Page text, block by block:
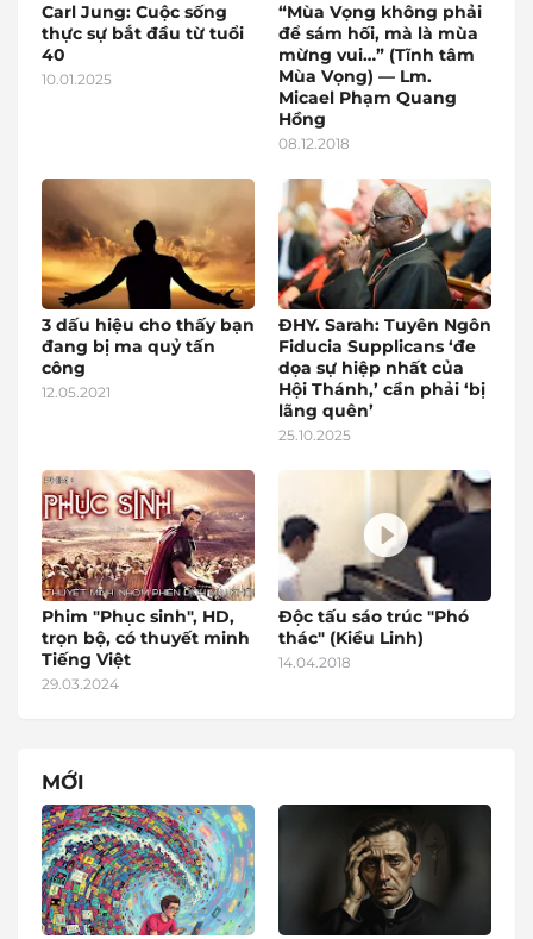
Carl Jung: Cuộc sống
thực sự bắt đầu từ tuổi
40
10.01.2025
“Mùa Vọng không phải
để sám hối, mà là mùa
mừng vui…” (Tĩnh tâm
Mùa Vọng) — Lm.
Micael Phạm Quang
Hồng
08.12.2018
3 dấu hiệu cho thấy bạn
đang bị ma quỷ tấn
công
12.05.2021
ĐHY. Sarah: Tuyên Ngôn
Fiducia Supplicans ‘đe
dọa sự hiệp nhất của
Hội Thánh,’ cần phải ‘bị
lãng quên’
25.10.2025
Phim "Phục sinh", HD,
trọn bộ, có thuyết minh
Tiếng Việt
29.03.2024
Độc tấu sáo trúc "Phó
thác" (Kiều Linh)
14.04.2018
MỚI